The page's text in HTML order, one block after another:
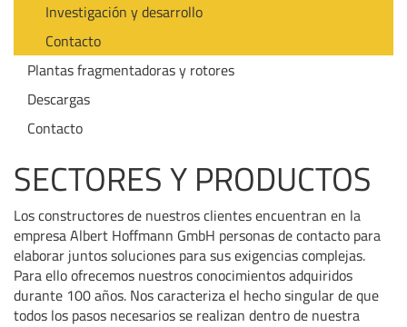
Investigación y desarrollo
Contacto
Plantas fragmentadoras y rotores
Descargas
Contacto
SECTORES Y PRODUCTOS
Los constructores de nuestros clientes encuentran en la
empresa Albert Hoffmann GmbH personas de contacto para
elaborar juntos soluciones para sus exigencias complejas.
Para ello ofrecemos nuestros conocimientos adquiridos
durante 100 años. Nos caracteriza el hecho singular de que
todos los pasos necesarios se realizan dentro de nuestra